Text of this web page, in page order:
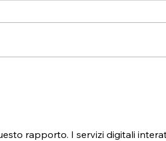
rapporto. I servizi digitali